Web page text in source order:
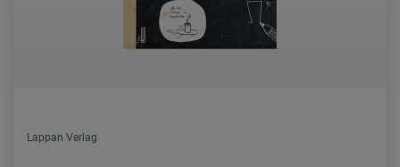
Lappan Verlag